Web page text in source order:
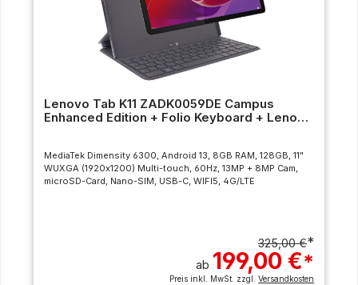
Lenovo Tab K11 ZADK0059DE Campus
Enhanced Edition + Folio Keyboard + Lenovo
MediaTek Dimensity 6300, Android 13, 8GB RAM, 128GB, 11"
WUXGA (1920x1200) Multi-touch, 60Hz, 13MP + 8MP Cam,
microSD-Card, Nano-SIM, USB-C, WIFI5, 4G/LTE
325,00 €*
ab 199,00 €*
Preis inkl. MwSt. zzgl.Versandkosten